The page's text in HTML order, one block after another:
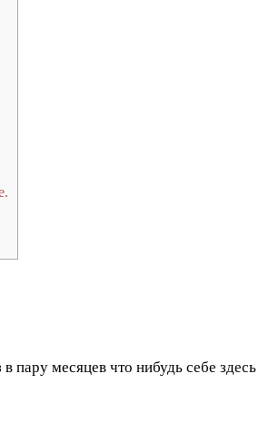
пару месяцев что нибудь себе